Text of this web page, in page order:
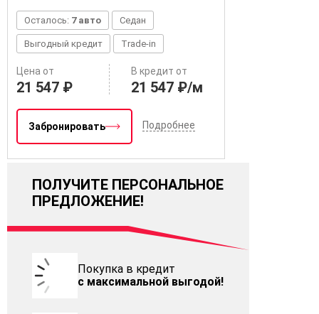
ПОЛУЧИТЕ ПЕРСОНАЛЬНОЕ
ПРЕДЛОЖЕНИЕ!
Покупка в кредит
с максимальной выгодой!
Осталось: 7 авто Седан
Выгодный кредит Trade-in
Цена от
21 547 ₽
В кредит от
21 547 ₽/м
Забронировать Подробнее